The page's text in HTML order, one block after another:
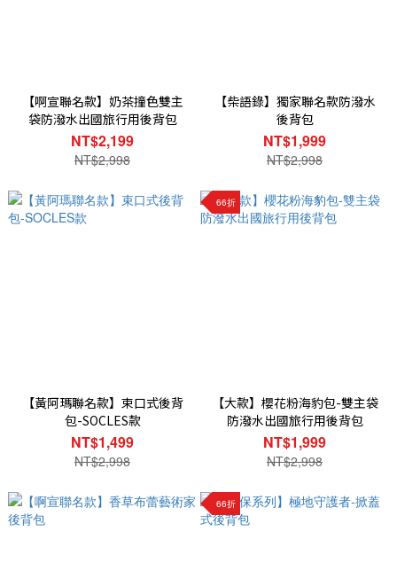
【啊宣聯名款】奶茶撞色雙主
袋防潑水出國旅行用後背包
NT$2,199
NT$2,998
【柴語錄】獨家聯名款防潑水
後背包
NT$1,999
NT$2,998
【黃阿瑪聯名款】束口式後背
包-SOCLES款
NT$1,499
NT$2,998
66折
【大款】櫻花粉海豹包-雙主袋
防潑水出國旅行用後背包
NT$1,999
NT$2,998
66折